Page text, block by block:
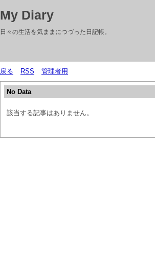
My Diary
日々の生活を気ままにつづった日記帳。
戻る RSS 管理者用
No Data
該当する記事はありません。